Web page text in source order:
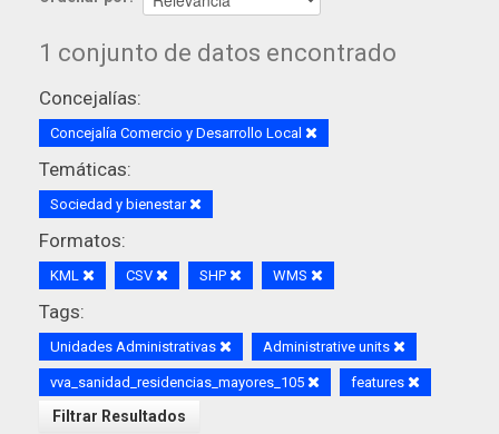
1 conjunto de datos encontrado
Concejalías:
Concejalía Comercio y Desarrollo Local
Temáticas:
Sociedad y bienestar
Formatos:
KML CSV SHP WMS
Tags:
Unidades Administrativas Administrative units
vva_sanidad_residencias_mayores_105 features
Filtrar Resultados